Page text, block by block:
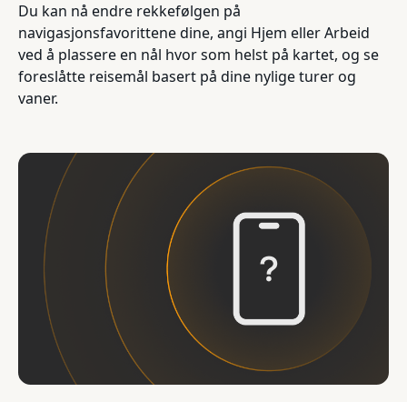
Du kan nå endre rekkefølgen på
navigasjonsfavorittene dine, angi Hjem eller Arbeid
ved å plassere en nål hvor som helst på kartet, og se
foreslåtte reisemål basert på dine nylige turer og
vaner.